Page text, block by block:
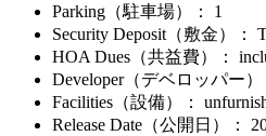
Parking（駐車場）
： 1
Security Deposit（敷金）
：
HOA Dues（共益費）
：
Developer（デベロッパー）
Facilities（設備）
：
Release Date（公開日）
：